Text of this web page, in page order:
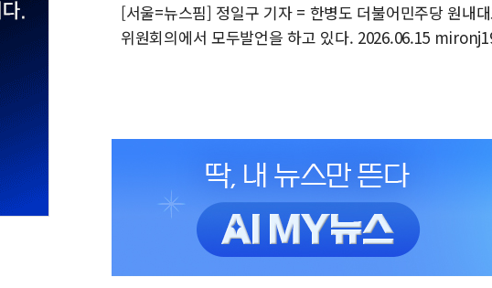
[서울=뉴스핌] 정일구 기자 = 한병도 더불어민주당 원내
위원회의에서 모두발언을 하고 있다. 2026.06.15